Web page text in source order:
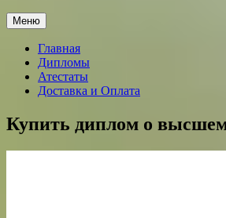
Меню
Главная
Дипломы
Атестаты
Доставка и Оплата
Купить диплом о